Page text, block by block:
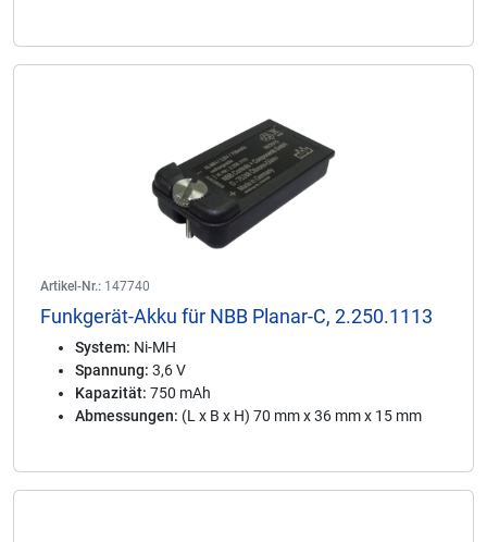
Artikel-Nr.: 147740
Funkgerät-Akku für NBB Planar-C, 2.250.1113
System: Ni-MH
Spannung: 3,6 V
Kapazität: 750 mAh
Abmessungen: (L x B x H) 70 mm x 36 mm x 15 mm